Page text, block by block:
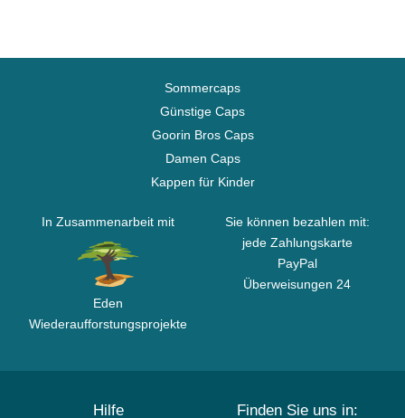
Sommercaps
Günstige Caps
Goorin Bros Caps
Damen Caps
Kappen für Kinder
In Zusammenarbeit mit
Eden
Wiederaufforstungsprojekte
Sie können bezahlen mit:
jede Zahlungskarte
PayPal
Überweisungen 24
Hilfe Finden Sie uns in: